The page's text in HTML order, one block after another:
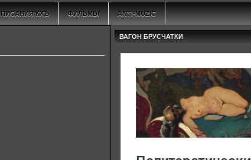
ПИСАНИЯ КХЪ ФИЛЬМЫ ANTI-MUZIC
ВАГОН БРУСЧАТКИ